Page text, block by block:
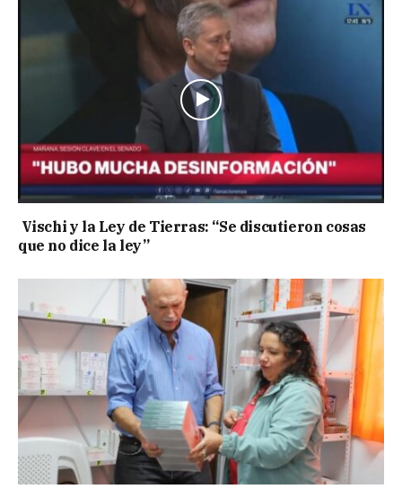
Vischi y la Ley de Tierras: “Se discutieron cosas
que no dice la ley”